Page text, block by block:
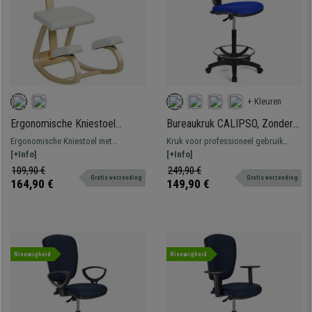
Ergonomische Kniestoel
MOLTY, Gewatteerde
Rugleuning, Houten Structuur,
Beige Stof
Ergonomische Kniestoel met
schommelfunctie en bekleed met
kwaliteitsstof
[+Info]
109,90 €
164,90 € Gratis verzending
+ Kleuren
Bureaukruk CALIPSO, Zonder
Armleuningen, Verstelbare
Rugleuning, Dikke Vulling, in
Blauwe Stof
Kruk voor professioneel gebruik
zonder armleuningen bekleed met
stof. Verstelbaar, met voetsteun,
resistent en comfortabel.
[+Info]
249,90 €
149,90 € Gratis verzending
Nieuwigheid Nieuwigheid